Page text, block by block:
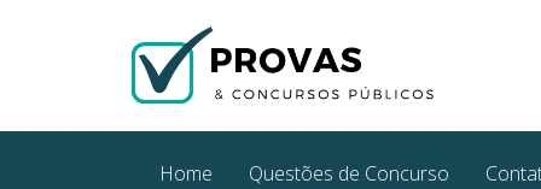
Home Questões de Concurso